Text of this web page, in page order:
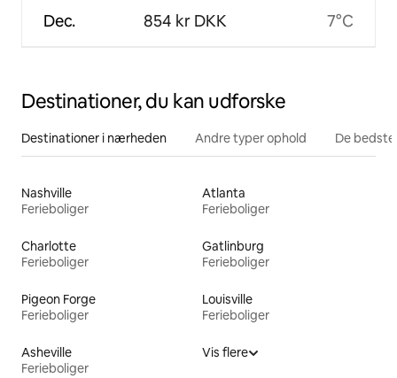
Dec. 854 kr DKK 7°C
Destinationer, du kan udforske
Destinationer i nærheden Andre typer ophold De
Nashville
Ferieboliger
Atlanta
Ferieboliger
Charlotte
Ferieboliger
Gatlinburg
Ferieboliger
Pigeon Forge
Ferieboliger
Louisville
Ferieboliger
Asheville
Ferieboliger
Vis flere